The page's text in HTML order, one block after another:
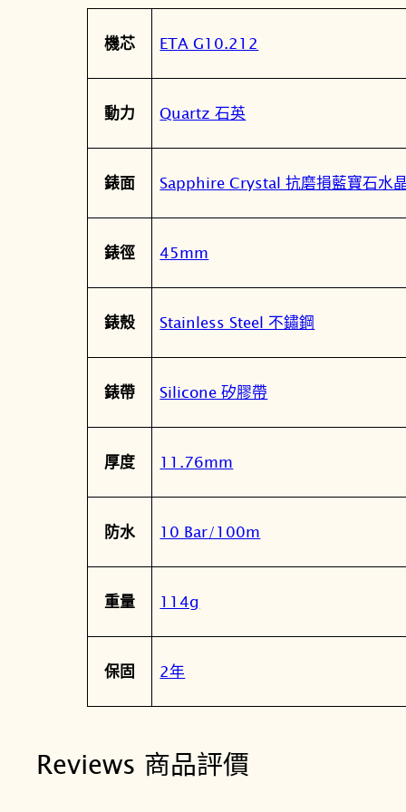
性
值
機芯 ETA G10.212
動力 Quartz 石英
錶面 Sapphire Crystal 抗磨損藍寶石水
錶徑 45mm
錶殼 Stainless Steel 不鏽鋼
錶帶 Silicone 矽膠帶
厚度 11.76mm
防水 10 Bar/100m
重量 114g
保固 2年
Reviews 商品評價